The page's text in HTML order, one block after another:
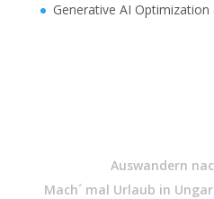
Generative AI Optimization
Auswandern
Mach´ mal Urlaub in